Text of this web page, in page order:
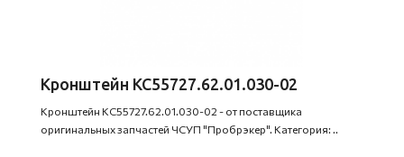
Кронштейн КС55727.62.01.030-02
Кронштейн КС55727.62.01.030-02 - от поставщика
оригинальных запчастей ЧСУП "Пробрэкер". Категория: ..